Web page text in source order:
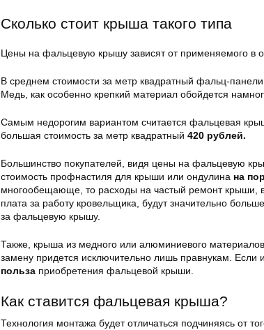
Сколько стоит крыша такого типа
Цены на фальцевую крышу зависят от применяемого в
В среднем стоимости за метр квадратный фальц-
Медь, как особенно крепкий материал обойдется
Самым недорогим вариантом считается фальцевая
большая стоимость за метр квадратный 420 рублей.
Большинство покупателей, видя цены на фальцевую
стоимость профнастиля для крыши или ондулина на
многообещающе, то расходы на частый ремонт крыши,
плата за работу кровельщика, будут значительно
за фальцевую крышу.
Также, крыша из медного или алюминиевого
замену придется исключительно лишь правнукам. Если
польза приобретения фальцевой крыши.
Как ставится фальцевая крыша?
Технология монтажа будет отличаться подчиняясь от